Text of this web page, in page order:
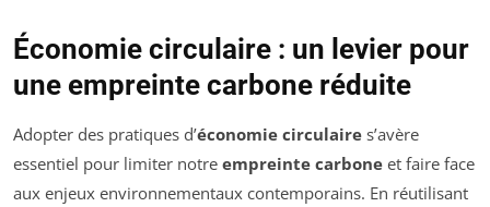
Économie circulaire : un levier pour
une empreinte carbone réduite
Adopter des pratiques d’économie circulaire s’avère
essentiel pour limiter notre empreinte carbone et faire face
aux enjeux environnementaux contemporains. En réutilisant